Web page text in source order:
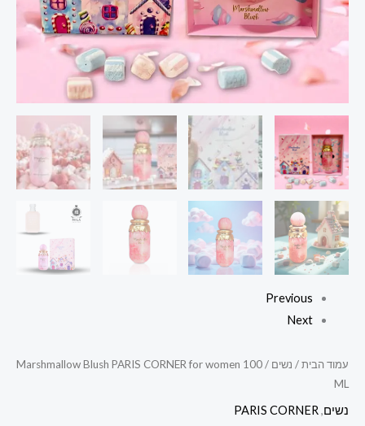
Previous
Next
עמוד הבית/ נשים
/ Marshmallow Blush PARIS CORNER for women 100
ML
נשים,
PARIS CORNER